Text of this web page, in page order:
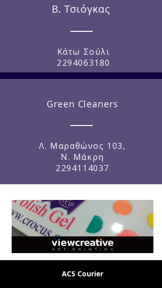
Β. Τσιόγκας
Κάτω Σούλι
2294063180
Green Cleaners
Λ. Μαραθώνος 103,
Ν. Μάκρη
2294114037
Ο Δημήτρης
Λ.Μαραθώνος 78,
Ν. Μάκρη
ACS Courier